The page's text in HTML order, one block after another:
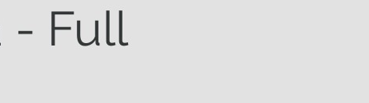
- Full